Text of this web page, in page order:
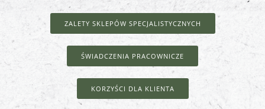
ZALETY SKLEPÓW SPECJALISTYCZNYCH
ŚWIADCZENIA PRACOWNICZE
KORZYŚCI DLA KLIENTA